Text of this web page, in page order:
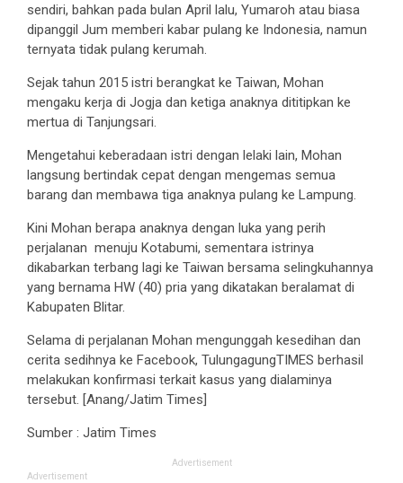
sendiri, bahkan pada bulan April lalu, Yumaroh atau biasa
dipanggil Jum memberi kabar pulang ke Indonesia, namun
ternyata tidak pulang kerumah.
Sejak tahun 2015 istri berangkat ke Taiwan, Mohan
mengaku kerja di Jogja dan ketiga anaknya dititipkan ke
mertua di Tanjungsari.
Mengetahui keberadaan istri dengan lelaki lain, Mohan
langsung bertindak cepat dengan mengemas semua
barang dan membawa tiga anaknya pulang ke Lampung.
Kini Mohan berapa anaknya dengan luka yang perih
perjalanan menuju Kotabumi, sementara istrinya
dikabarkan terbang lagi ke Taiwan bersama selingkuhannya
yang bernama HW (40) pria yang dikatakan beralamat di
Kabupaten Blitar.
Selama di perjalanan Mohan mengunggah kesedihan dan
cerita sedihnya ke Facebook, TulungagungTIMES berhasil
melakukan konfirmasi terkait kasus yang dialaminya
tersebut. [Anang/Jatim Times]
Sumber : Jatim Times
Advertisement
Advertisement